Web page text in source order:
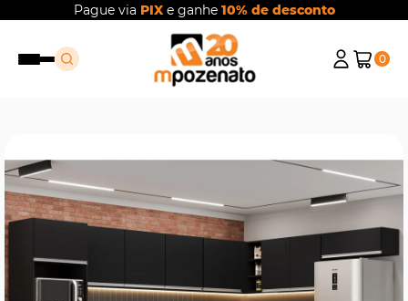
Pague via PIXe ganhe 10% de desconto
0